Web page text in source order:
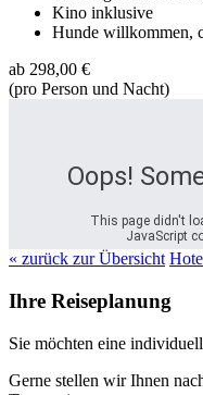
Kino inklusive
Hunde willkommen,
ab 298,00 €
(pro Person und Nacht)
Oops!
This page didn't
JavaScript
« zurück zur Übersicht
Ihre Reiseplanung
Sie möchten eine
Gerne stellen wir Ihnen